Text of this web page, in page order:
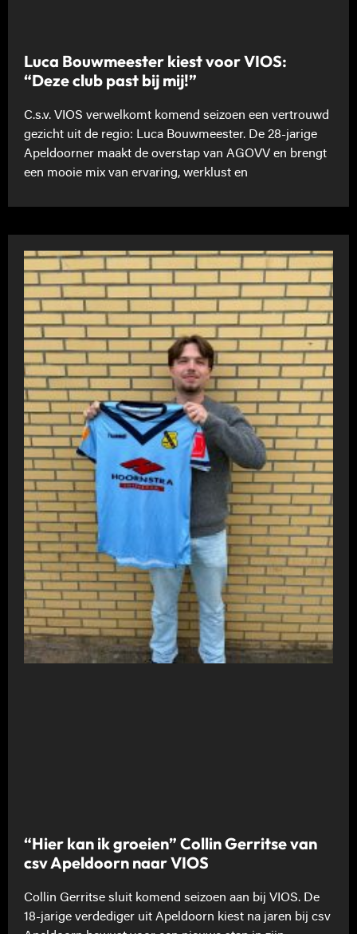
Luca Bouwmeester kiest voor VIOS:
“Deze club past bij mij!”
C.s.v. VIOS verwelkomt komend seizoen een vertrouwd
gezicht uit de regio: Luca Bouwmeester. De 28-jarige
Apeldoorner maakt de overstap van AGOVV en brengt
een mooie mix van ervaring, werklust en
“Hier kan ik groeien” Collin Gerritse van
csv Apeldoorn naar VIOS
Collin Gerritse sluit komend seizoen aan bij VIOS. De
18-jarige verdediger uit Apeldoorn kiest na jaren bij csv